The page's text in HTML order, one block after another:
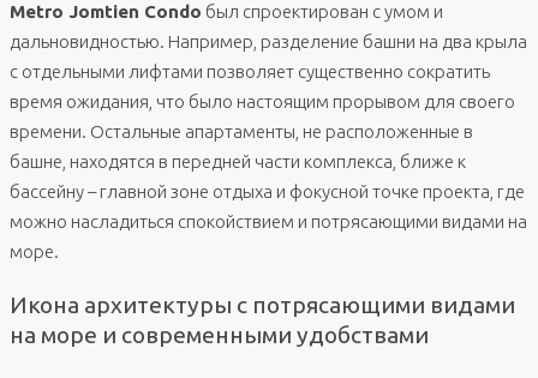
Metro Jomtien Condo был спроектирован с умом и
дальновидностью. Например, разделение башни на два крыла
с отдельными лифтами позволяет существенно сократить
время ожидания, что было настоящим прорывом для своего
времени. Остальные апартаменты, не расположенные в
башне, находятся в передней части комплекса, ближе к
бассейну – главной зоне отдыха и фокусной точке проекта, где
можно насладиться спокойствием и потрясающими видами на
море.
Икона архитектуры с потрясающими видами
на море и современными удобствами